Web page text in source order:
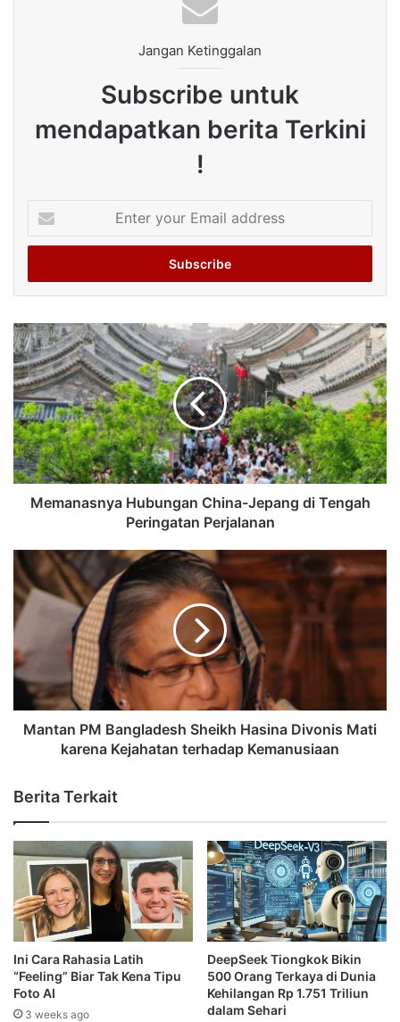
Jangan Ketinggalan
Subscribe untuk
mendapatkan berita Terkini
!
your
Email
Memanasnya Hubungan China-Jepang di Tengah
Peringatan Perjalanan
Mantan PM Bangladesh Sheikh Hasina Divonis Mati
karena Kejahatan terhadap Kemanusiaan
Berita Terkait
Ini Cara Rahasia Latih
“Feeling” Biar Tak Kena Tipu
Foto AI
3 weeks ago
DeepSeek Tiongkok Bikin
500 Orang Terkaya di Dunia
Kehilangan Rp 1.751 Triliun
dalam Sehari